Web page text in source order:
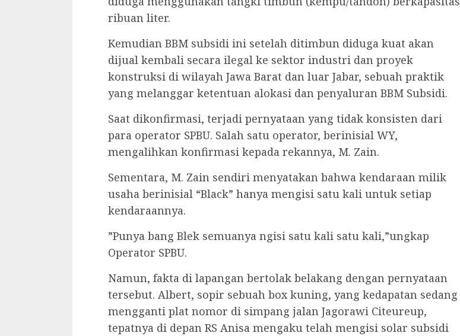
ribuan liter.
‎Kemudian BBM subsidi ini setelah ditimbun diduga kuat akan
dijual kembali secara ilegal ke sektor industri dan proyek
konstruksi di wilayah Jawa Barat dan luar Jabar, sebuah praktik
yang melanggar ketentuan alokasi dan penyaluran BBM Subsidi.
‎Saat dikonfirmasi, terjadi pernyataan yang tidak konsisten dari
para operator SPBU. Salah satu operator, berinisial WY,
mengalihkan konfirmasi kepada rekannya, M. Zain.
‎Sementara, M. Zain sendiri menyatakan bahwa kendaraan milik
usaha berinisial “Black” hanya mengisi satu kali untuk setiap
kendaraannya.
‎”Punya bang Blek semuanya ngisi satu kali satu kali,”ungkap
Operator SPBU.
‎Namun, fakta di lapangan bertolak belakang dengan pernyataan
tersebut. Albert, sopir sebuah box kuning, yang kedapatan sedang
mengganti plat nomor di simpang jalan Jagorawi Citeureup,
tepatnya di depan RS Anisa mengaku telah mengisi solar subsidi